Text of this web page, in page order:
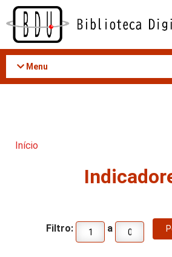
Acessar
conteúdo
Menu
Início
Filtro: a